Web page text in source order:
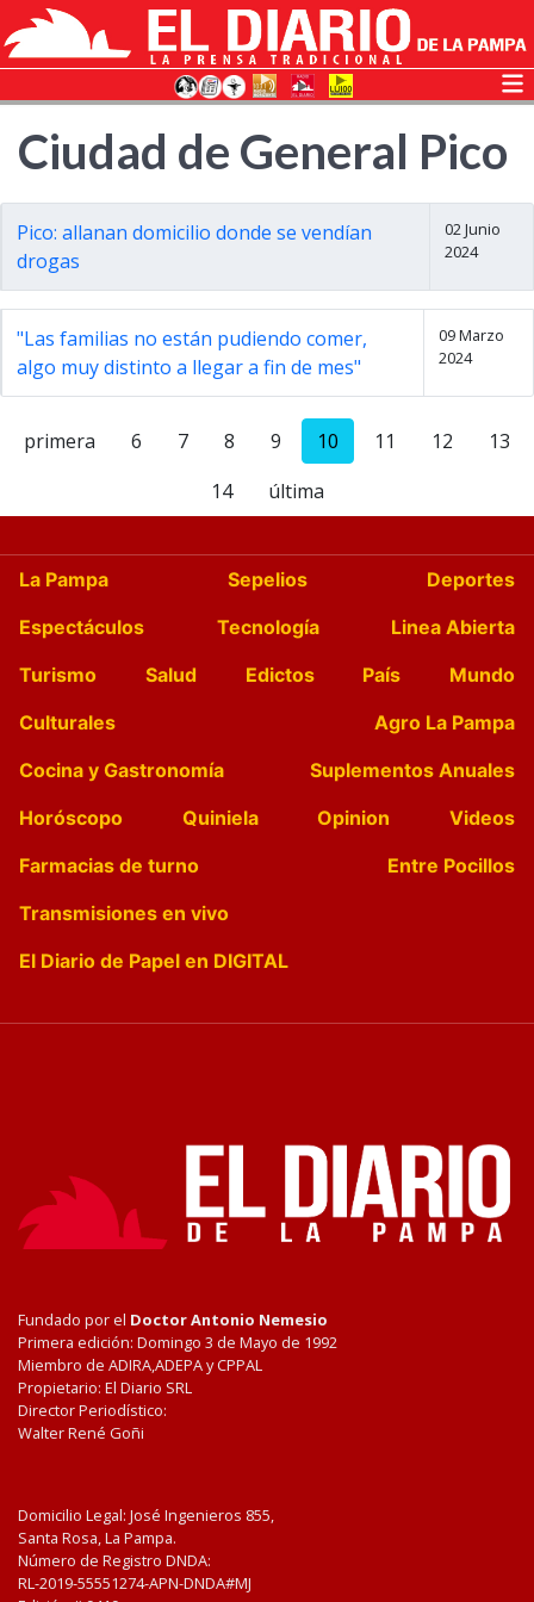
Ciudad de General Pico
Pico: allanan domicilio donde se vendían
drogas
02 Junio
2024
"Las familias no están pudiendo comer,
algo muy distinto a llegar a fin de mes"
09 Marzo
2024
primera 6 7 8 9 10 11 12
13
14
última
La Pampa Sepelios
Deportes
Espectáculos
Tecnología
Linea Abierta
Turismo
Salud Edictos País
Mundo
Culturales
Agro La Pampa
Cocina y Gastronomía
Suplementos Anuales
Horóscopo
Quiniela Opinion
Videos
Farmacias de turno
Entre Pocillos
Transmisiones en vivo
El Diario de Papel en DIGITAL
Fundado por el Doctor Antonio Nemesio
Primera edición: Domingo 3 de Mayo de 1992
Miembro de ADIRA,ADEPA y CPPAL
Propietario: El Diario SRL
Director Periodístico:
Walter René Goñi
Domicilio Legal: José Ingenieros 855,
Santa Rosa, La Pampa.
Número de Registro DNDA:
RL-2019-55551274-APN-DNDA#MJ